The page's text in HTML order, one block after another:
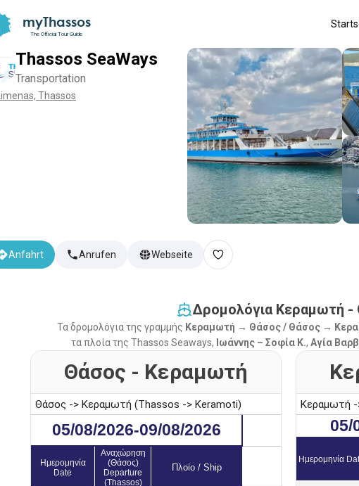
myThassos
The Official Tour Guide
Thassos SeaWays
Transportation
Limenas, Thassos
Anfahrt Anrufen Webseite
Δρομολόγια Κεραμωτή -
Τα δρομολόγια της γραμμής Κεραμωτή → Θάσος / Θάσος →
τα πλοία της Thassos Seaways, Ιωάννης – Σοφία Κ., Αγία
Θάσος - Κεραμωτή